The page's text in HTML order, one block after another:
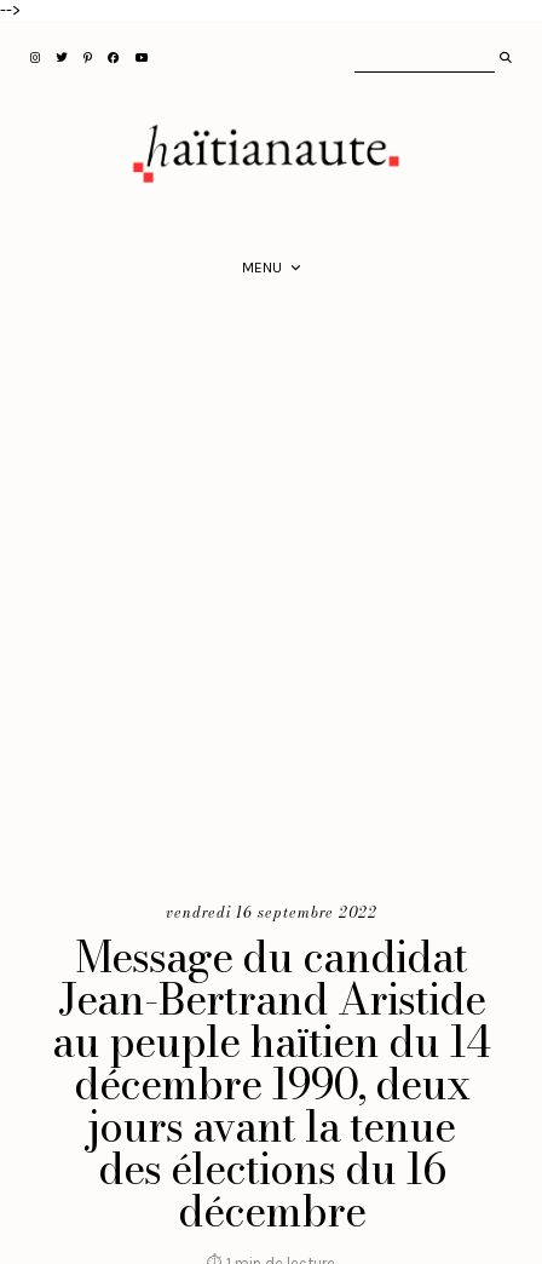
-->
MENU
vendredi 16 septembre 2022
Message du candidat
Jean-Bertrand Aristide
au peuple haïtien du 14
décembre 1990, deux
jours avant la tenue
des élections du 16
décembre